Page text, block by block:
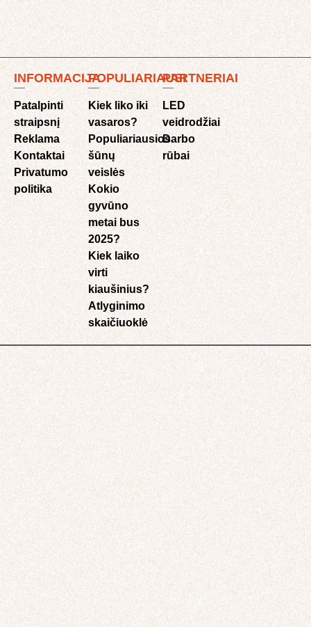
INFORMACIJA
Patalpinti
straipsnį
Reklama
Kontaktai
Privatumo
politika
POPULIARIAUSI
Kiek liko iki
vasaros?
Populiariausios
šūnų
veislės
Kokio
gyvūno
metai bus
2025?
Kiek laiko
virti
kiaušinius?
Atlyginimo
skaičiuoklė​
PARTNERIAI
LED
veidrodžiai
Darbo
rūbai